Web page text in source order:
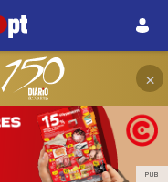
×
PUB